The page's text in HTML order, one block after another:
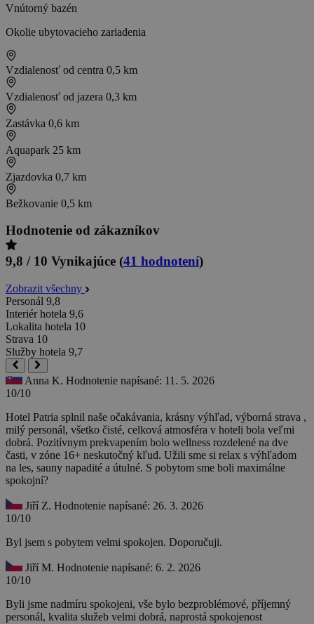
Vnútorný bazén
Okolie ubytovacieho zariadenia
Vzdialenosť od centra 0,5 km
Vzdialenosť od jazera 0,3 km
Zastávka 0,6 km
Aquapark 25 km
Zjazdovka 0,7 km
Bežkovanie 0,5 km
Hodnotenie od zákazníkov
9,8 / 10 Vynikajúce (41 hodnotení)
Zobrazit všechny
Personál 9,8
Interiér hotela 9,6
Lokalita hotela 10
Strava 10
Služby hotela 9,7
Anna K. Hodnotenie napísané: 11. 5. 2026
10/10
Hotel Patria splnil naše očakávania, krásny výhľad, výborná strava ,
milý personál, všetko čisté, celková atmosféra v hoteli bola veľmi
dobrá. Pozitívnym prekvapením bolo wellness rozdelené na dve
časti, v zóne 16+ neskutočný kľud. Užili sme si relax s výhľadom
na les, sauny napadité a útulné. S pobytom sme boli maximálne
spokojní?
Jiří Z. Hodnotenie napísané: 26. 3. 2026
10/10
Byl jsem s pobytem velmi spokojen. Doporučuji.
Jiří M. Hodnotenie napísané: 6. 2. 2026
10/10
Byli jsme nadmíru spokojeni, vše bylo bezproblémové, příjemný
personál, kvalita služeb velmi dobrá, naprostá spokojenost